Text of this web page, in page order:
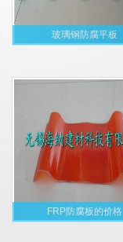
玻璃钢防腐平板
FRP防腐板的价格